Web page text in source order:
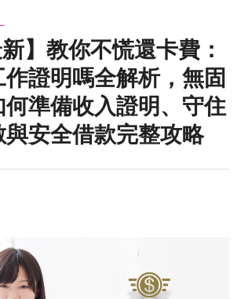
】教你不慌還卡費：
證明嗎全解析，無固
何準備收入證明、守住
安全借款完整攻略